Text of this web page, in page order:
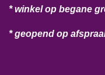
* winkel op begane
* geopend op